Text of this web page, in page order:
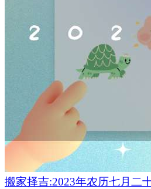
搬家择吉:2023年农历七月二